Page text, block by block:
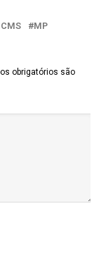
MP
obrigatórios são